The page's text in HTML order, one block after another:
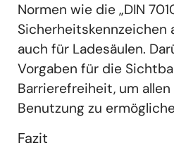
Normen wie die „DIN
Sicherheitskennzeichen
auch für Ladesäulen.
Vorgaben für die
Barrierefreiheit, um
Benutzung zu
Fazit